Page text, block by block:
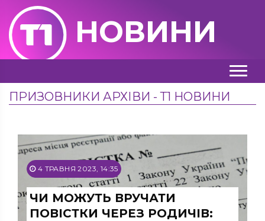
НОВИНИ
ПРИЗОВНИКИ АРХІВИ - Т1 НОВИНИ
4 ТРАВНЯ 2023, 14:35
ЧИ МОЖУТЬ ВРУЧАТИ
ПОВІСТКИ ЧЕРЕЗ РОДИЧІВ: